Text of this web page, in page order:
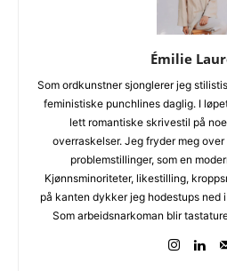
Émilie
Som ordkunstner sjonglerer jeg
feministiske punchlines daglig. I
lett romantiske skrivestil på
overraskelser. Jeg fryder meg
problemstillinger, som en
Kjønnsminoriteter, likestilling,
på kanten dykker jeg hodestups ned
Som arbeidsnarkoman blir